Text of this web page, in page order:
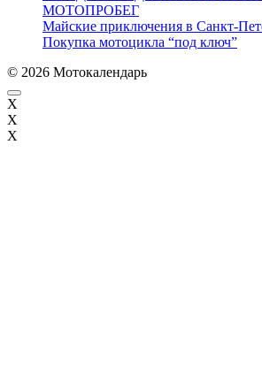
МОТОПРОБЕГ
Майские приключения в Санкт-
Покупка мотоцикла “под ключ”
© 2026 Мотокалендарь
X
X
X